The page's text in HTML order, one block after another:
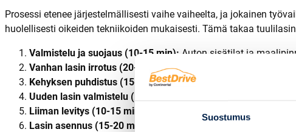
Suostumus
Prosessi etenee järjestelmällisesti vaihe vaiheelta, ja jokainen
huolellisesti oikeiden tekniikoiden mukaisesti. Tämä takaa
Valmistelu ja suojaus (10-15 min): Auton sisätilat ja
Vanhan lasin irrotus (20-30 min):Vanha tuulilasi leikataan
Kehyksen puhdistus (15-20 min):Vanha liima poistetaan
Uuden lasin valmistelu (10-15 min):
Liiman levitys (10-15 min):
Erikoisliima levitetään tasaisesti
Lasin asennus (15-20 min):
Uusi tuulilasi asetetaan tarkasti